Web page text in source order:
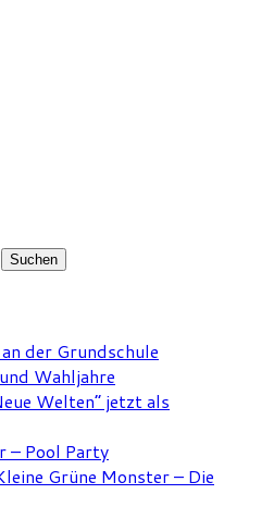
der Grundschule
Wahljahre
Welten” jetzt als
– Pool Party
Grüne Monster – Die